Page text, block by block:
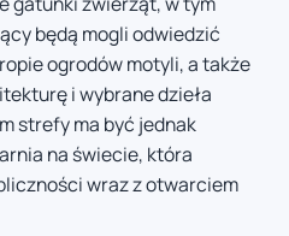
będą mogli odwiedzić
ogrodów motyli, a także
i wybrane dzieła
strefy ma być jednak
na świecie, która
wraz z otwarciem